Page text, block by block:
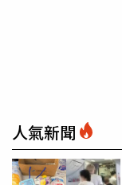
人氣新聞